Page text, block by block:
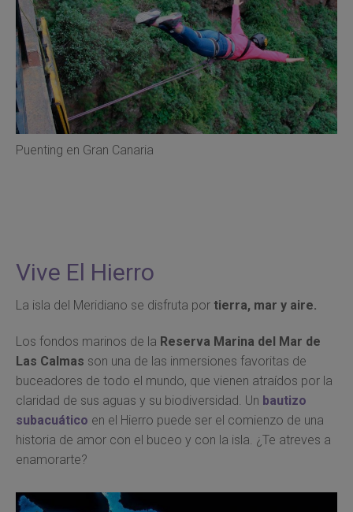
Puenting en Gran Canaria
Vive El Hierro
La isla del Meridiano se disfruta por tierra, mar y aire.
Los fondos marinos de la Reserva Marina del Mar de
Las Calmas son una de las inmersiones favoritas de
buceadores de todo el mundo, que vienen atraídos por la
claridad de sus aguas y su biodiversidad. Un bautizo
subacuático en el Hierro puede ser el comienzo de una
historia de amor con el buceo y con la isla. ¿Te atreves a
enamorarte?